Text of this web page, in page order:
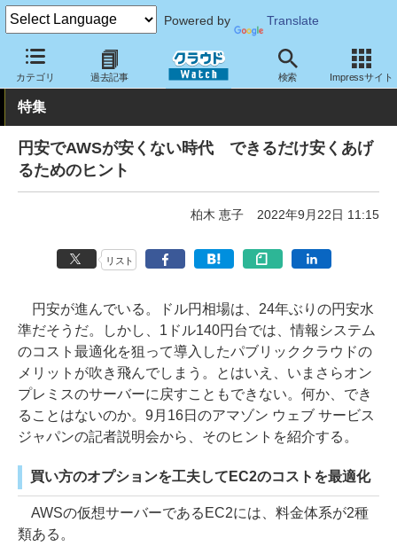
Powered by Translate
カテゴリ 過去記事 検索 Impressサイト
クラウド Watch ハード・インフラ パブリッククラウド AWS
特集
円安でAWSが安くない時代 できるだけ安くあげ
るためのヒント
柏木 恵子 2022年9月22日 11:15
リスト
円安が進んでいる。ドル円相場は、24年ぶりの円安水
準だそうだ。しかし、1ドル140円台では、情報システム
のコスト最適化を狙って導入したパブリッククラウドの
メリットが吹き飛んでしまう。とはいえ、いまさらオン
プレミスのサーバーに戻すこともできない。何か、でき
ることはないのか。9月16日のアマゾン ウェブ サービス
ジャパンの記者説明会から、そのヒントを紹介する。
買い方のオプションを工夫してEC2のコストを最適化
AWSの仮想サーバーであるEC2には、料金体系が2種
類ある。